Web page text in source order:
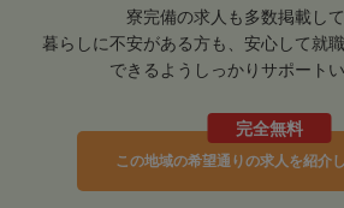
寮完備の求人も多数掲載して
暮らしに不安がある方も、安心して就
できるようしっかりサポートい
完全無料
この地域の希望通りの求人を紹介